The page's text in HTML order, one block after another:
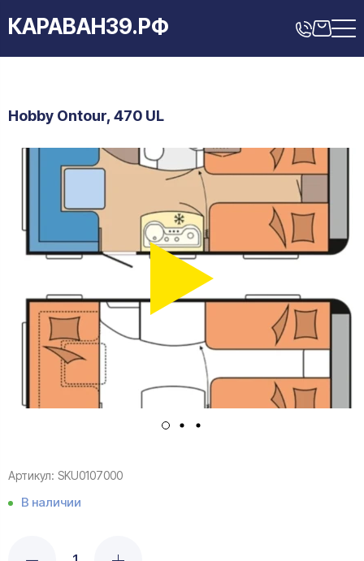
КАРАВАН39.РФ
Hobby Ontour, 470 UL
Артикул: SKU0107000
В наличии